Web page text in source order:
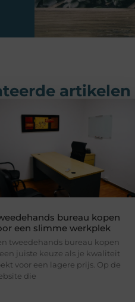
artikelen
bureau kopen
een slimme werkplek
tweedehands bureau kopen
juiste keuze als je kwaliteit
voor een lagere prijs. Op de
die